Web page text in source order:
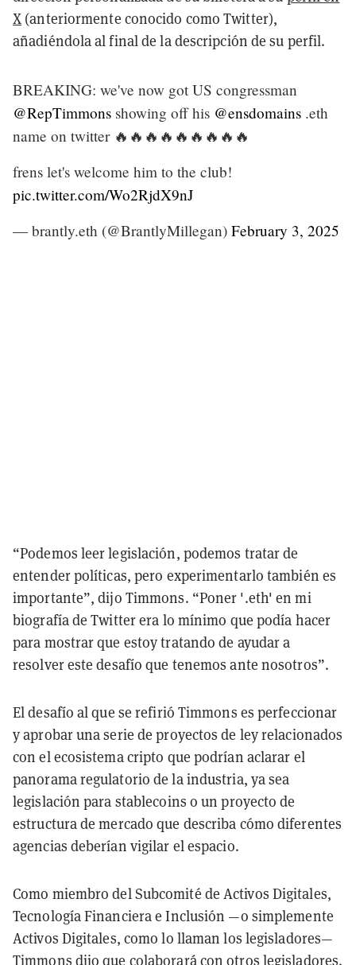
X (anteriormente conocido como Twitter),
añadiéndola al final de la descripción de su perfil.
BREAKING: we've now got US congressman
@RepTimmons showing off his @ensdomains .eth
name on twitter 🔥🔥🔥🔥🔥🔥🔥🔥🔥
frens let's welcome him to the club!
pic.twitter.com/Wo2RjdX9nJ
— brantly.eth (@BrantlyMillegan) February 3, 2025
“Podemos leer legislación, podemos tratar de
entender políticas, pero experimentarlo también es
importante”, dijo Timmons. “Poner '.eth' en mi
biografía de Twitter era lo mínimo que podía hacer
para mostrar que estoy tratando de ayudar a
resolver este desafío que tenemos ante nosotros”.
El desafío al que se refirió Timmons es perfeccionar
y aprobar una serie de proyectos de ley relacionados
con el ecosistema cripto que podrían aclarar el
panorama regulatorio de la industria, ya sea
legislación para stablecoins o un proyecto de
estructura de mercado que describa cómo diferentes
agencias deberían vigilar el espacio.
Como miembro del Subcomité de Activos Digitales,
Tecnología Financiera e Inclusión —o simplemente
Activos Digitales, como lo llaman los legisladores—
Timmons dijo que colaborará con otros legisladores.